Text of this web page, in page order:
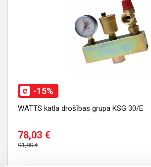
WATTS katla drošības grupa KSG 30/E
78,03 €
91,80 €
-15%